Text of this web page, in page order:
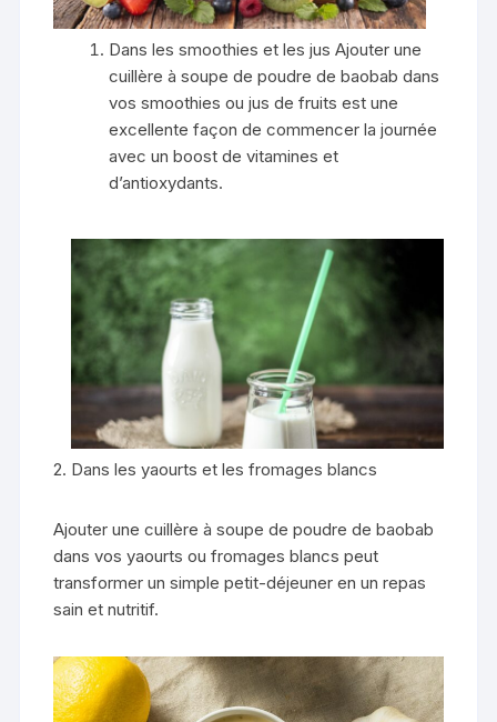
Dans les smoothies et les jus Ajouter une
cuillère à soupe de poudre de baobab dans
vos smoothies ou jus de fruits est une
excellente façon de commencer la journée
avec un boost de vitamines et
d’antioxydants.
2. Dans les yaourts et les fromages blancs
Ajouter une cuillère à soupe de poudre de baobab
dans vos yaourts ou fromages blancs peut
transformer un simple petit-déjeuner en un repas
sain et nutritif.